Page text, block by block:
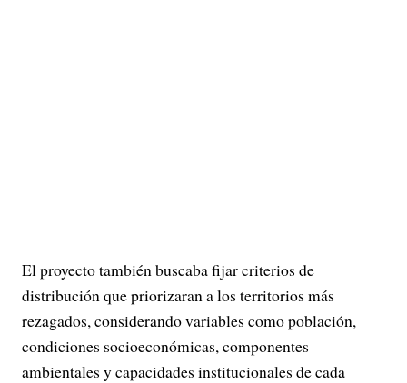
El proyecto también buscaba fijar criterios de
distribución que priorizaran a los territorios más
rezagados, considerando variables como población,
condiciones socioeconómicas, componentes
ambientales y capacidades institucionales de cada